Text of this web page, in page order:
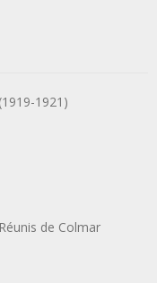
1921)
de Colmar